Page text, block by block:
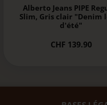
Alberto Jeans PIPE
Slim, Gris clair "Denim
d'été"
CHF 139.90